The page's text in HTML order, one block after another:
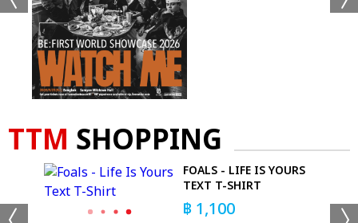
TTM SHOPPING
FOALS - LIFE IS YOURS
TEXT T-SHIRT
฿ 1,100